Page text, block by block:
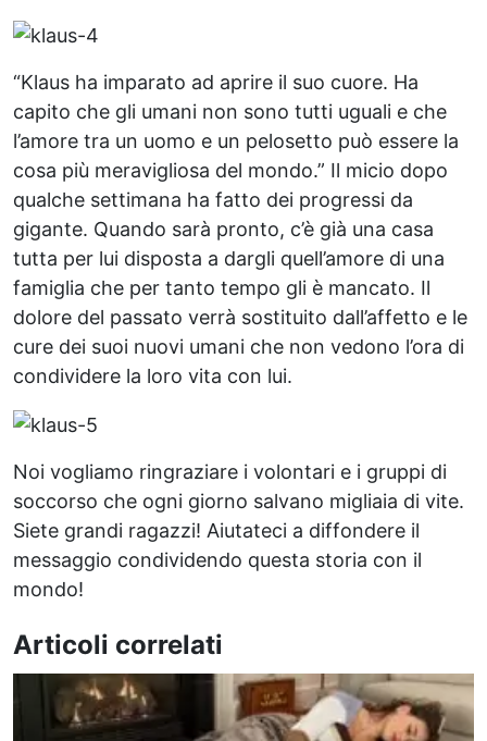
“Klaus ha imparato ad aprire il suo cuore. Ha
capito che gli umani non sono tutti uguali e che
l’amore tra un uomo e un pelosetto può essere la
cosa più meravigliosa del mondo.” Il micio dopo
qualche settimana ha fatto dei progressi da
gigante. Quando sarà pronto, c’è già una casa
tutta per lui disposta a dargli quell’amore di una
famiglia che per tanto tempo gli è mancato. Il
dolore del passato verrà sostituito dall’affetto e le
cure dei suoi nuovi umani che non vedono l’ora di
condividere la loro vita con lui.
Noi vogliamo ringraziare i volontari e i gruppi di
soccorso che ogni giorno salvano migliaia di vite.
Siete grandi ragazzi! Aiutateci a diffondere il
messaggio condividendo questa storia con il
mondo!
Articoli correlati